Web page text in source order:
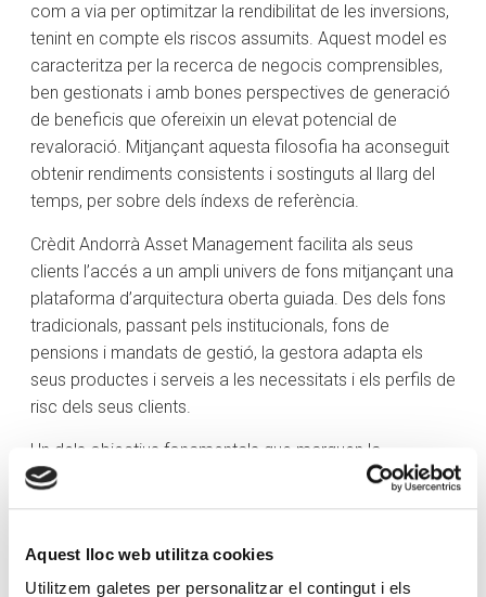
Aquest lloc web utilitza cookies
Utilitzem galetes per personalitzar el contingut i els
com a via per optimitzar la rendibilitat de les inversions,
tenint en compte els riscos assumits. Aquest model es
caracteritza per la recerca de negocis comprensibles,
ben gestionats i amb bones perspectives de generació
de beneficis que ofereixin un elevat potencial de
revaloració. Mitjançant aquesta filosofia ha aconseguit
obtenir rendiments consistents i sostinguts al llarg del
temps, per sobre dels índexs de referència.
Crèdit Andorrà Asset Management facilita als seus
clients l’accés a un ampli univers de fons mitjançant una
plataforma d’arquitectura oberta guiada. Des dels fons
tradicionals, passant pels institucionals, fons de
pensions i mandats de gestió, la gestora adapta els
seus productes i serveis a les necessitats i els perfils de
risc dels seus clients.
Un dels objectius fonamentals que marquen la
trajectòria de Crèdit Andorrà Asset Management és la
signatura d’aliances estratègiques amb companyies de
internacional, per completar les capacitats internes,
entre les quals destaquen la gestió tàctica i estratègica